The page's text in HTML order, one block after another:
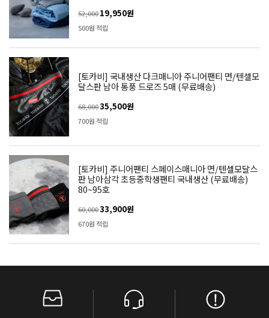
52,00019,950원
500원 적립
[토카비] 국내생산 다크매니아 주니어팬티 면/텐셀모
달스판 남아 통풍 드로즈 5매 (무료배송)
68,00035,500원
700원 적립
[토카비] 주니어팬티 스페이스매니아 면/텐셀모달스
판 남아삼각 초등중학생팬티 국내생산 (무료배송)
80~95호
60,00033,900원
670원 적립